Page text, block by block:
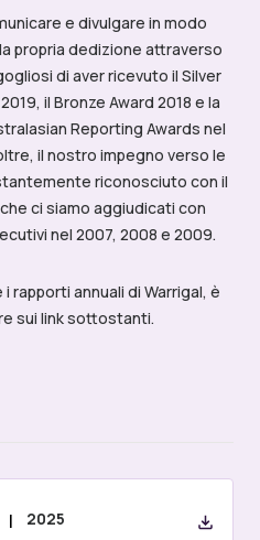
e divulgare in modo
propria dedizione attraverso
di aver ricevuto il Silver
il Bronze Award 2018 e la
Reporting Awards nel
il nostro impegno verso le
riconosciuto con il
ci siamo aggiudicati con
nel 2007, 2008 e 2009.
rapporti annuali di Warrigal, è
sui link sottostanti.
| 2025